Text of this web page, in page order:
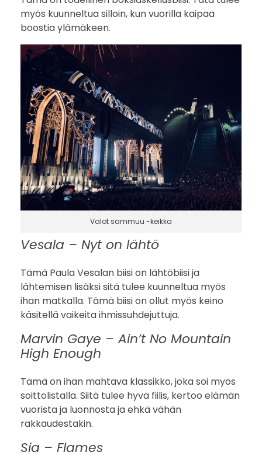
myös kuunneltua silloin, kun vuorilla kaipaa
boostia ylämäkeen.
Valot sammuu -keikka
Vesala – Nyt on lähtö
Tämä Paula Vesalan biisi on lähtöbiisi ja
lähtemisen lisäksi sitä tulee kuunneltua myös
ihan matkalla. Tämä biisi on ollut myös keino
käsitellä vaikeita ihmissuhdejuttuja.
Marvin Gaye – Ain’t No Mountain
High Enough
Tämä on ihan mahtava klassikko, joka soi myös
soittolistalla. Siitä tulee hyvä fiilis, kertoo elämän
vuorista ja luonnosta ja ehkä vähän
rakkaudestakin.
Sia – Flames